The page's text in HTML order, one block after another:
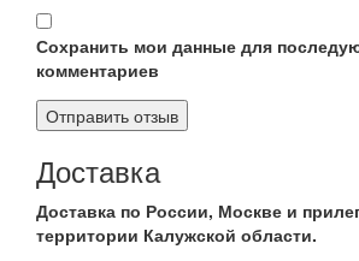
Сохранить мои данные для
комментариев
Доставка
Доставка по России, Москве и
территории Калужской области.